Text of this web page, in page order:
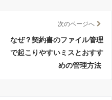
次のページへ
なぜ？契約書のファイル管理
で起こりやすいミスとおすす
めの管理方法